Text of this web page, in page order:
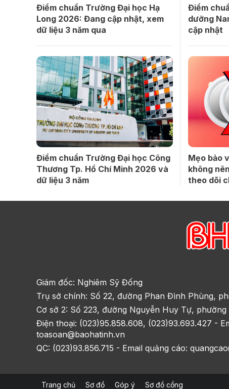
Điểm chuẩn Trường Đại học Hạ
Long 2026: Đang cập nhật, xem
dữ liệu 3 năm qua
Điểm
dưỡng
cập nhật
Điểm chuẩn Trường Đại học Công
Thương Tp. Hồ Chí Minh 2026 và
dữ liệu 3 năm
Mẹo bảo
không
theo dõi
Giám đốc: Nghiêm Sỹ Đống
Trụ sở chính: Số 22, đường Phan Đình Phùng,
Cơ sở 2: Số 223, đường Nguyễn Huy Tự,
Điện thoại: (023)95.858.608, (023)93.693.427 -
toasoan@baohatinh.vn
QC: (023)93.856.715 - Email quảng cáo:
Trang chủ Sơ đồ Góp ý Sơ đồ cổng